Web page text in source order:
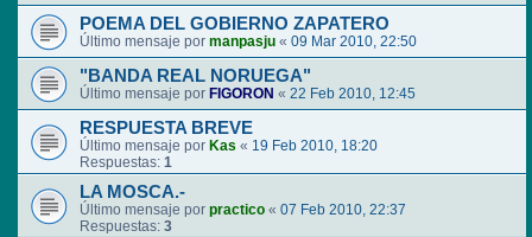
POEMA DEL GOBIERNO ZAPATERO
Último mensaje por manpasju « 09 Mar 2010, 22:50
"BANDA REAL NORUEGA"
Último mensaje por FIGORON « 22 Feb 2010, 12:45
RESPUESTA BREVE
Último mensaje por Kas « 19 Feb 2010, 18:20
Respuestas: 1
LA MOSCA.-
Último mensaje por practico « 07 Feb 2010, 22:37
Respuestas: 3